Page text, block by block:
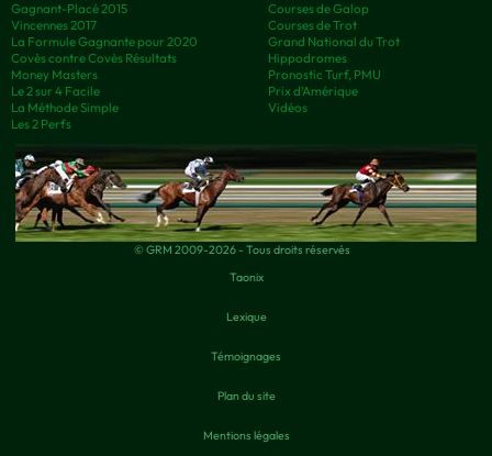
Gagnant-Placé 2015
Vincennes 2017
La Formule Gagnante pour 2020
Covès contre Covès Résultats
Money Masters
Le 2 sur 4 Facile
La Méthode Simple
Les 2 Perfs
Courses de Galop
Courses de Trot
Grand National du Trot
Hippodromes
Pronostic Turf, PMU
Prix d’Amérique
Vidéos
© GRM 2009-2026 - Tous droits réservés
Taonix
Lexique
Témoignages
Plan du site
Mentions légales